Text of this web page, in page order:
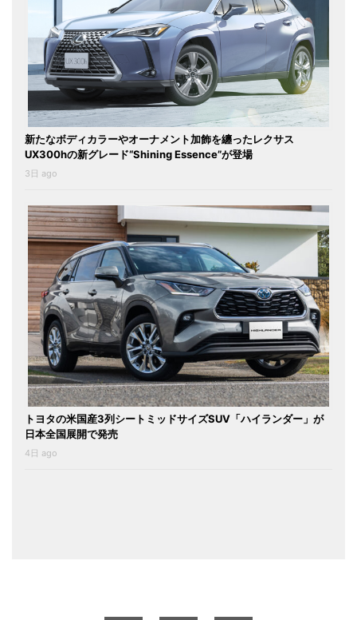
新たなボディカラーやオーナメント加飾を纏ったレクサス
UX300hの新グレード“Shining Essence”が登場
3日 ago
トヨタの米国産3列シートミッドサイズSUV「ハイランダー」が
日本全国展開で発売
4日 ago